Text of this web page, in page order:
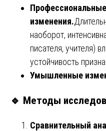
изменения.
наоборот,
писателя, учителя)
устойчивость
Умышленные
🔹 Методы
Сравнительный